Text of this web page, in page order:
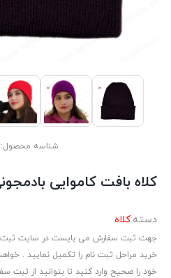
شناسه محصول:
کلاه بافت کاموایی
دسته:کلاه
جهت ثبت سفارش می بایست در سایت
خرید مراحل ثبت نام را تکمیل نمایید .
خود را صحیح وارد کنید تا بتوانید از ثبت